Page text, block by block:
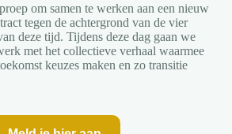
om samen te werken aan een nieuw
tegen de achtergrond van de vier
deze tijd. Tijdens deze dag gaan we
met het collectieve verhaal waarmee
keuzes maken en zo transitie